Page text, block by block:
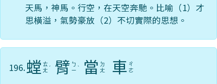
天馬，神馬。行空，在天空奔馳。比喻（1）才
思橫溢，氣勢豪放（2）不切實際的思想。
196.螳 ㄊ
ㄤ ˊ 臂 ㄅ
ㄧ ˋ 當 ㄉ
ㄤ
車 ㄔ
ㄜ